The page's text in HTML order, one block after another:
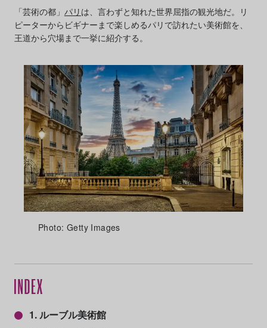
「芸術の都」 パリ は、言わずと知れた世界屈指の観光地だ。リ
ピーターからビギナーまで楽しめるパリで訪れたい美術館を、
王道から穴場まで一挙に紹介する。
Photo: Getty Images
1. ルーブル美術館